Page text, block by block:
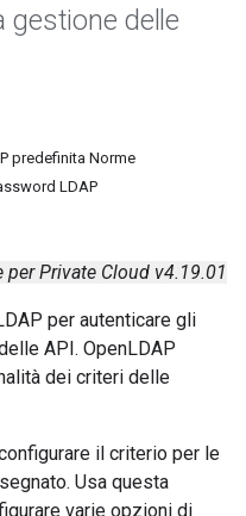
gestione delle
predefinita Norme
LDAP
per Private Cloud v4.19.01
per autenticare gli
API. OpenLDAP
dei criteri delle
il criterio per le
Usa questa
varie opzioni di